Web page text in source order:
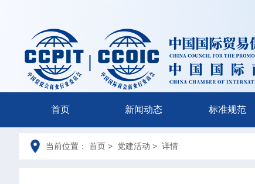
首页 新闻动态 标准规范
当前位置： 首页 > 党建活动 > 详情